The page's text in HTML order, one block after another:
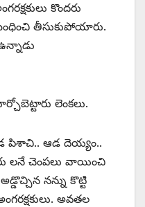
కొందరు
తీసుకుపోయారు.
లెంకలు.
పిశాచి.. ఆడ దెయ్యం..
లనే చెంపలు వాయించి
నన్ను కొట్టి
అవతల